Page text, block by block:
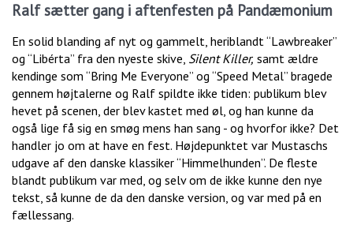
Ralf sætter gang i aftenfesten på Pandæmonium
En solid blanding af nyt og gammelt, heriblandt “Lawbreaker”
og “Libérta” fra den nyeste skive, Silent Killer, samt ældre
kendinge som “Bring Me Everyone” og “Speed Metal” bragede
gennem højtalerne og Ralf spildte ikke tiden: publikum blev
hevet på scenen, der blev kastet med øl, og han kunne da
også lige få sig en smøg mens han sang - og hvorfor ikke? Det
handler jo om at have en fest. Højdepunktet var Mustaschs
udgave af den danske klassiker “Himmelhunden”. De fleste
blandt publikum var med, og selv om de ikke kunne den nye
tekst, så kunne de da den danske version, og var med på en
fællessang.